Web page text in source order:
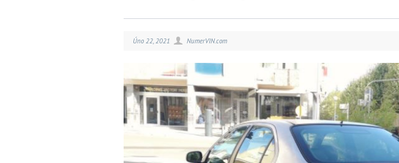
Úno 22, 2021 NumerVIN.com